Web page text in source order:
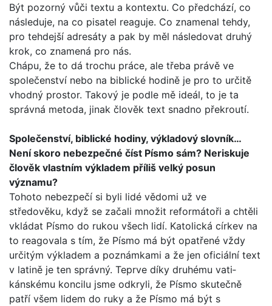
Být pozorný vůči textu a kontextu. Co předchází, co
následuje, na co pisatel reaguje. Co znamenal tehdy,
pro tehdejší adresáty a pak by měl násle­dovat druhý
krok, co znamená pro nás.
Chápu, že to dá trochu práce, ale třeba právě ve
společenství nebo na biblické hodině je pro to určitě
vhodný prostor. Takový je podle mě ideál, to je ta
správná metoda, jinak člověk text snadno překroutí.
Společenství, biblické hodiny, výkladový slovník…
Není sko­ro nebezpečné číst Písmo sám? Neriskuje
člověk vlastním výkladem příliš velký posun
významu?
Tohoto nebezpečí si byli lidé vědomi už ve
středověku, když se začali množit reformátoři a chtěli
vkládat Písmo do rukou všech lidí. Katolická církev na
to reagovala s tím, že Písmo má být opatřené vždy
určitým výkladem a poznámkami a že jen oficiální text
v latině je ten správný. Teprve díky druhému vati­
kánskému koncilu jsme odkryli, že Písmo skutečně
patří všem lidem do ruky a že Písmo má být s